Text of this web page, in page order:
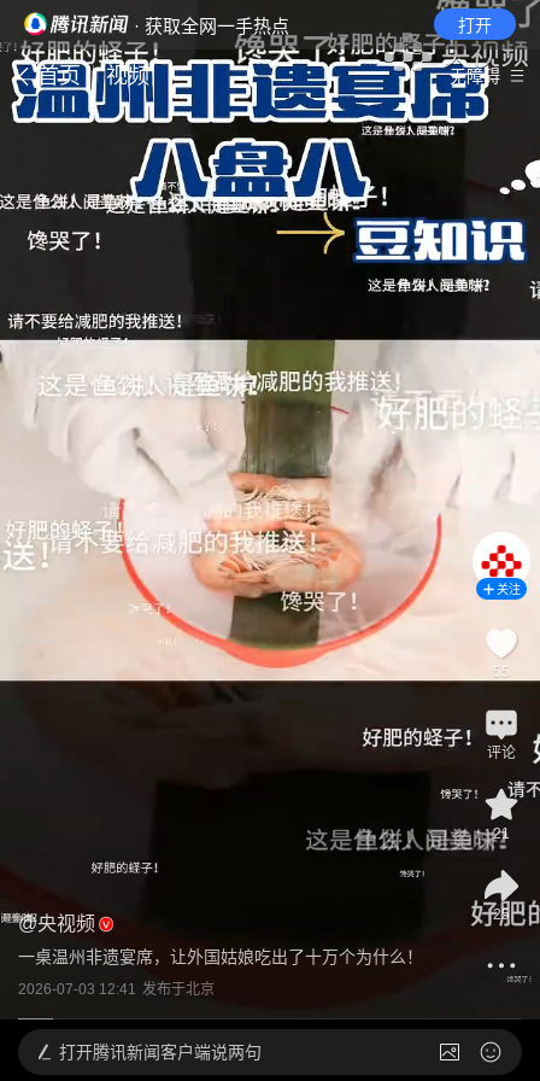
· 获取全网一手热点 打开
首页 视频 无障碍
@央视频
一桌温州非遗宴席，让外国姑娘吃出了十万个为什么！
2026-07-03 12:41 发布于北京
关注
55
评论
21
25
打开腾讯新闻客户端说两句